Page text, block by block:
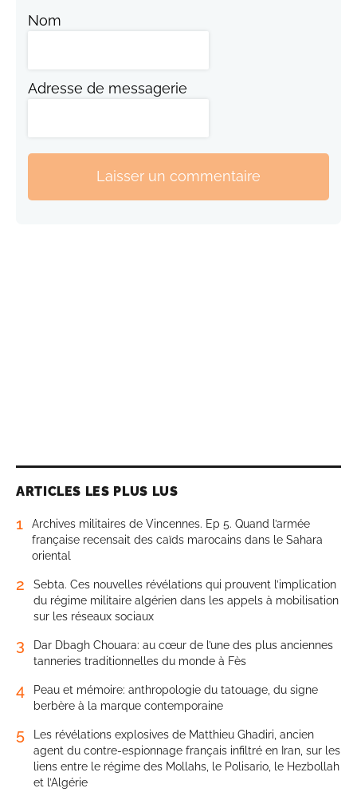
Nom
Adresse de messagerie
Laisser un commentaire
ARTICLES LES PLUS LUS
1
Archives militaires de Vincennes. Ep 5. Quand l’armée
française recensait des caïds marocains dans le Sahara
oriental
2
Sebta. Ces nouvelles révélations qui prouvent l’implication
du régime militaire algérien dans les appels à mobilisation
sur les réseaux sociaux
3
Dar Dbagh Chouara: au cœur de l’une des plus anciennes
tanneries traditionnelles du monde à Fès
4
Peau et mémoire: anthropologie du tatouage, du signe
berbère à la marque contemporaine
5
Les révélations explosives de Matthieu Ghadiri, ancien
agent du contre-espionnage français infiltré en Iran, sur les
liens entre le régime des Mollahs, le Polisario, le Hezbollah
et l’Algérie